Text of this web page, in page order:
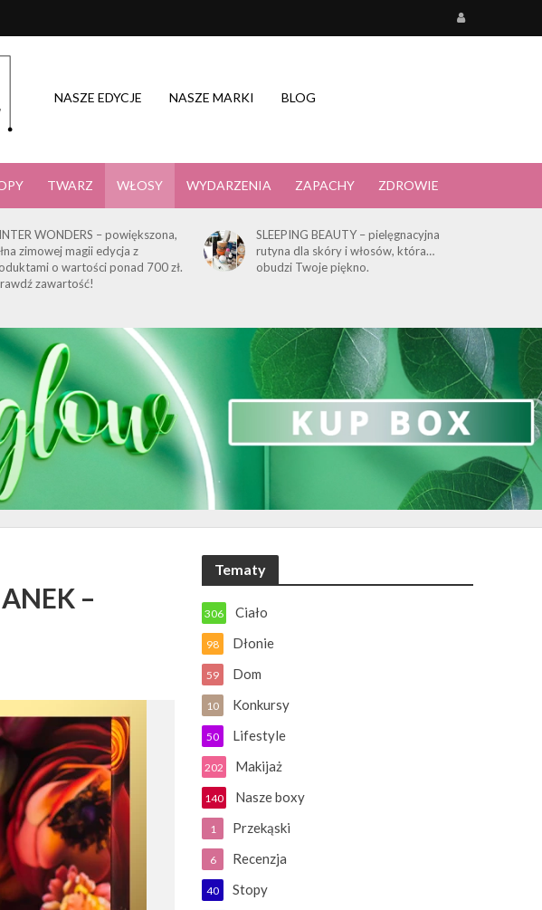
NASZE EDYCJE NASZE MARKI BLOG
TWARZ WŁOSY WYDARZENIA ZAPACHY ZDROWIE
WONDERS – powiększona,
zimowej magii edycja z
o wartości ponad 700 zł.
zawartość!
SLEEPING BEAUTY – pielęgnacyjna
rutyna dla skóry i włosów, która…
obudzi Twoje piękno.
–
Tematy
Ciało
306
Dłonie
98
Dom
59
Konkursy
10
Lifestyle
50
Makijaż
202
Nasze boxy
140
Przekąski
1
Recenzja
6
Stopy
40